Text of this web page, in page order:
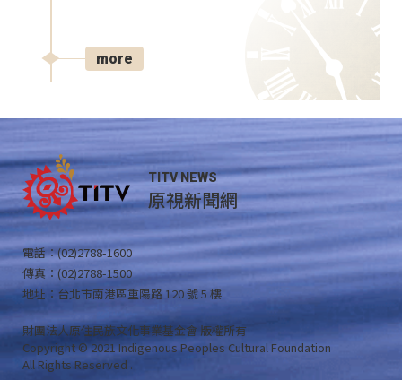
more
TITV NEWS
原視新聞網
電話：(02)2788-1600
傳真：(02)2788-1500
地址：台北市南港區重陽路 120 號 5 樓
財團法人原住民族文化事業基金會 版權所有
Copyright © 2021 Indigenous Peoples Cultural Foundation
All Rights Reserved .